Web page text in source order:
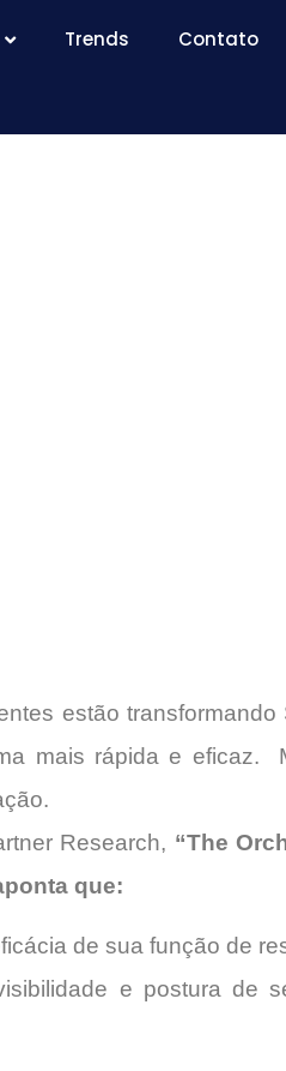
Trends Contato
estão
mais rápida e eficaz.
Research, “The
que:
de sua função de
e postura de